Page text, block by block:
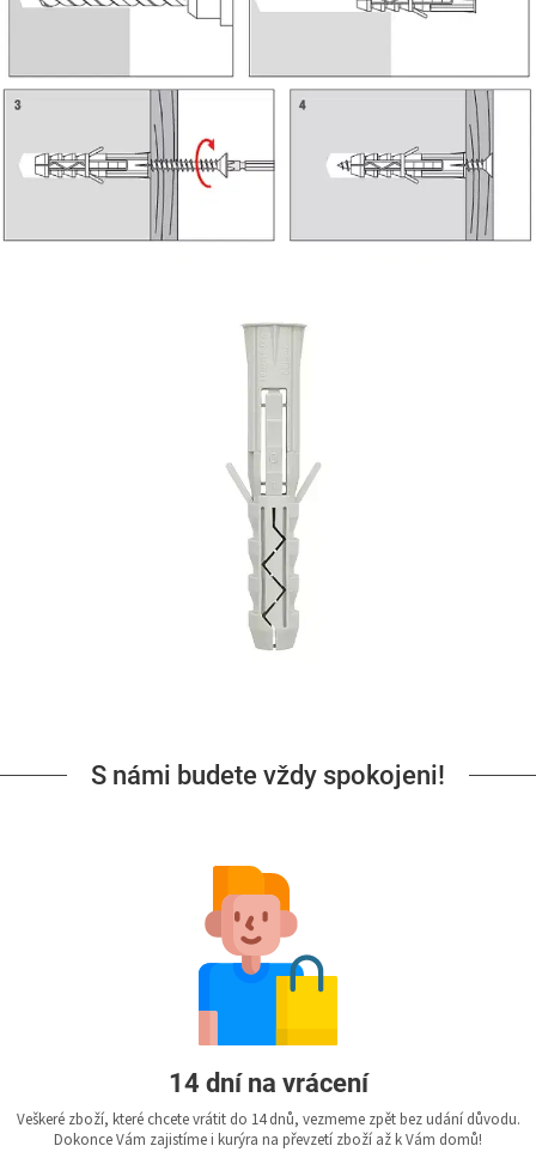
S námi budete vždy spokojeni!
14 dní na vrácení
Veškeré zboží, které chcete vrátit do 14 dnů, vezmeme zpět bez udání důvodu.
Dokonce Vám zajistíme i kurýra na převzetí zboží až k Vám domů!